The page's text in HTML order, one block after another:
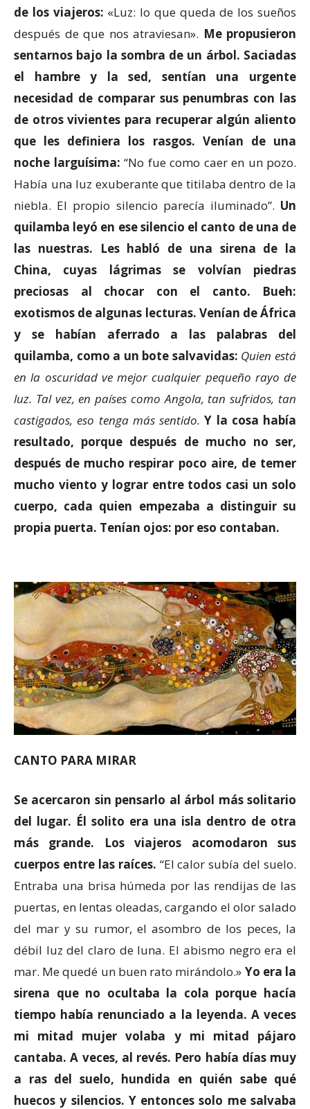
de los viajeros: «Luz: lo que queda de los sueños
después de que nos atraviesan». Me propusieron
sentarnos bajo la sombra de un árbol. Saciadas
el hambre y la sed, sentían una urgente
necesidad de comparar sus penumbras con las
de otros vivientes para recuperar algún aliento
que les definiera los rasgos. Venían de una
noche larguísima: “No fue como caer en un pozo.
Había una luz exuberante que titilaba dentro de la
niebla. El propio silencio parecía iluminado”. Un
quilamba leyó en ese silencio el canto de una de
las nuestras. Les habló de una sirena de la
China, cuyas lágrimas se volvían piedras
preciosas al chocar con el canto. Bueh:
exotismos de algunas lecturas. Venían de África
y se habían aferrado a las palabras del
quilamba, como a un bote salvavidas: Quien está
en la oscuridad ve mejor cualquier pequeño rayo de
luz. Tal vez, en países como Angola, tan sufridos, tan
castigados, eso tenga más sentido. Y la cosa había
resultado, porque después de mucho no ser,
después de mucho respirar poco aire, de temer
mucho viento y lograr entre todos casi un solo
cuerpo, cada quien empezaba a distinguir su
propia puerta. Tenían ojos: por eso contaban.
CANTO PARA MIRAR
Se acercaron sin pensarlo al árbol más solitario
del lugar. Él solito era una isla dentro de otra
más grande.
Los viajeros acomodaron sus
cuerpos entre las raíces. “El calor subía del suelo.
Entraba una brisa húmeda por las rendijas de las
puertas, en lentas oleadas, cargando el olor salado
del mar y su rumor, el asombro de los peces, la
débil luz del claro de luna. El abismo negro era el
mar. Me quedé un buen rato mirándolo.» Yo era la
sirena que no ocultaba la cola porque hacía
tiempo había renunciado a la leyenda. A veces
mi mitad mujer volaba y mi mitad pájaro
cantaba. A veces, al revés. Pero había días muy
a ras del suelo, hundida en quién sabe qué
huecos y silencios. Y entonces solo me salvaba